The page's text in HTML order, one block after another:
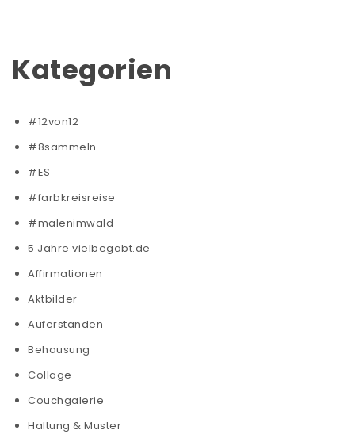
Kategorien
#12von12
#8sammeln
#ES
#farbkreisreise
#malenimwald
5 Jahre vielbegabt.de
Affirmationen
Aktbilder
Auferstanden
Behausung
Collage
Couchgalerie
Haltung & Muster